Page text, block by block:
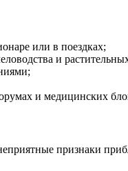
или в поездках;
и
и медицинских
признаки